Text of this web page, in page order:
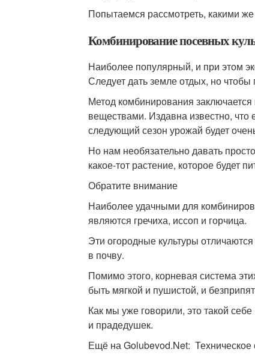
Попытаемся рассмотреть, какими
Комбинирование посевных
Наиболее популярный, и при этом
Следует дать земле отдых, но
Метод комбинирования
веществами. Издавна известно, что
следующий сезон урожай будет
Но нам необязательно давать
какое-тот растение, которое будет
Обратите внимание
Наиболее удачными для
являются гречиха, иссоп и горчица.
Эти огородные культуры
в почву.
Помимо этого, корневая система
быть мягкой и пушистой, и
Как мы уже говорили, это такой
и прадедушек.
Ещё на Golubevod.Net: Техническое